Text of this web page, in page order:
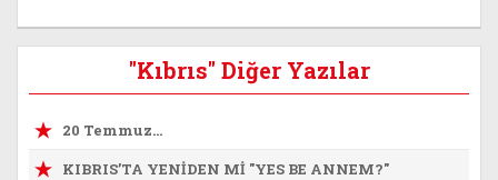
"Kıbrıs" Diğer Yazılar
20 Temmuz…
KIBRIS’TA YENİDEN Mİ "YES BE ANNEM?"